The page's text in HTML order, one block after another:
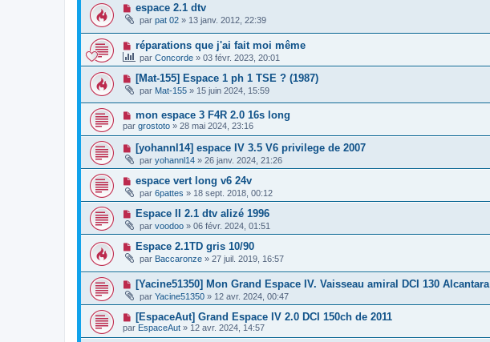
espace 2.1 dtv
par pat 02 » 13 janv. 2012, 22:39
réparations que j'ai fait moi même
par Concorde » 03 févr. 2023, 20:01
[Mat-155] Espace 1 ph 1 TSE ? (1987)
par Mat-155 » 15 juin 2024, 15:59
mon espace 3 F4R 2.0 16s long
par grostoto » 28 mai 2024, 23:16
[yohannl14] espace IV 3.5 V6 privilege de 2007
par yohannl14 » 26 janv. 2024, 21:26
espace vert long v6 24v
par 6pattes » 18 sept. 2018, 00:12
Espace II 2.1 dtv alizé 1996
par voodoo » 06 févr. 2024, 01:51
Espace 2.1TD gris 10/90
par Baccaronze » 27 juil. 2019, 16:57
[Yacine51350] Mon Grand Espace IV. Vaisseau amiral DCI 130 Alcantara
par Yacine51350 » 12 avr. 2024, 00:47
[EspaceAut] Grand Espace IV 2.0 DCI 150ch de 2011
par EspaceAut » 12 avr. 2024, 14:57